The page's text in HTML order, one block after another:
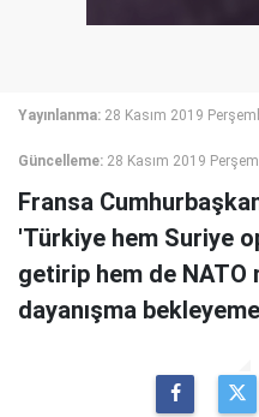
Yayınlanma: 28 Kasım 2019
Güncelleme: 28 Kasım 2019
Fransa
'Türkiye hem Suriye
getirip hem de
dayanışma